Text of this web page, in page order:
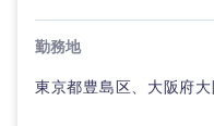
勤務地
東京都豊島区、大阪府大